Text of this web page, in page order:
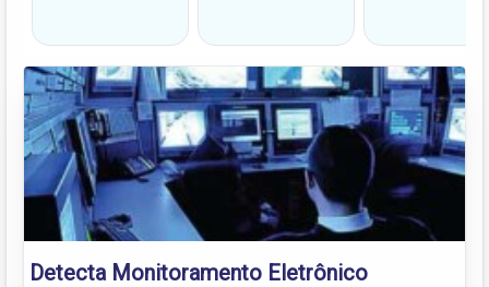
Detecta Monitoramento Eletrônico